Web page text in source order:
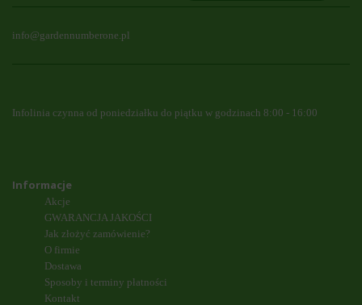
info@gardennumberone.pl
Infolinia czynna od poniedziałku do piątku w godzinach 8:00 - 16:00
Informacje
Akcje
GWARANCJA JAKOŚCI
Jak złożyć zamówienie?
O firmie
Dostawa
Sposoby i terminy płatności
Kontakt